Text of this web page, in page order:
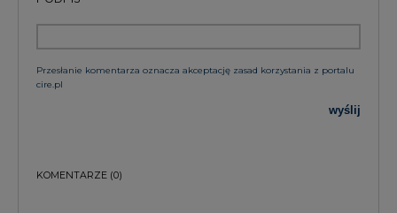
Przesłanie komentarza oznacza akceptację zasad korzystania z portalu
cire.pl
wyślij
KOMENTARZE (0)